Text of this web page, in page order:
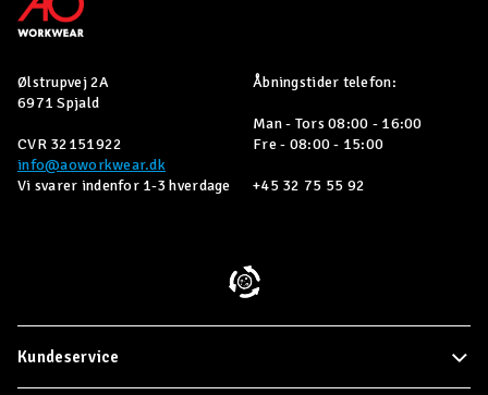
Ølstrupvej 2A
6971 Spjald
CVR 32151922
info@aoworkwear.dk
Vi svarer indenfor 1-3 hverdage
Åbningstider telefon:
Man - Tors 08:00 - 16:00
Fre - 08:00 - 15:00
+45 32 75 55 92
Kundeservice